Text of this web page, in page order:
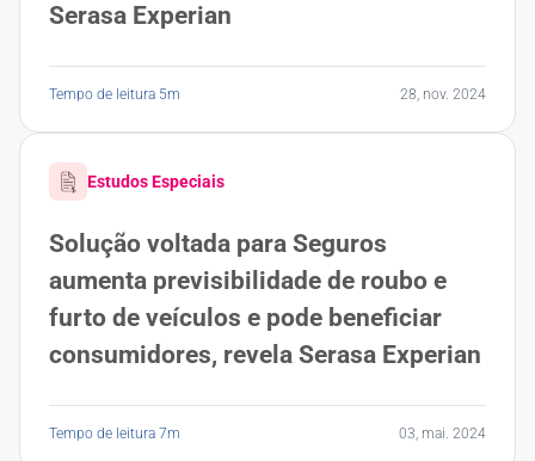
Serasa Experian
Tempo de leitura 5m 28, nov. 2024
Estudos Especiais
Solução voltada para Seguros
aumenta previsibilidade de roubo e
furto de veículos e pode beneficiar
consumidores, revela Serasa Experian
Tempo de leitura 7m 03, mai. 2024